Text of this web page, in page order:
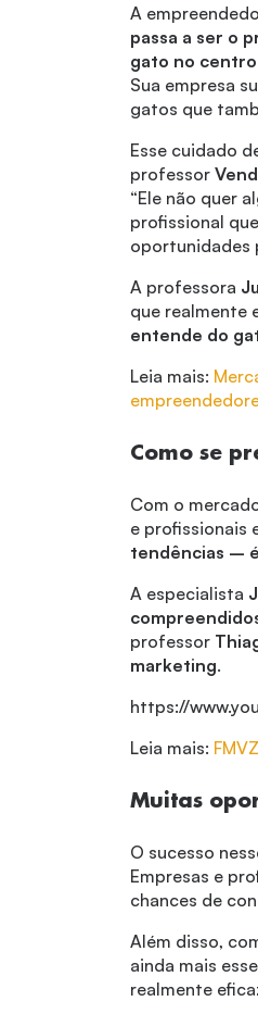
A
passa a ser o
gato no centro
Sua empresa
gatos que
Esse cuidado
professor
“Ele não quer
profissional
oportunidades
A professora
que realmente
entende do
Leia mais:
Como se
Com o
e profissionais
tendências –
A especialista
professor
marketing.
https://
Leia mais:
Muitas
O sucesso
Empresas e
chances de
Além disso,
ainda mais
realmente